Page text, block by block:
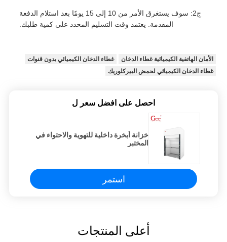
ج2: سوف يستغرق الأمر من 10 إلى 15 يومًا بعد استلام الدفعة
المقدمة. يعتمد وقت التسليم المحدد على كمية طلبك.
الأمان الهاتفية الكيميائية غطاء الدخان
غطاء الدخان الكيميائي بدون قنوات
غطاء الدخان الكيميائي لحمض البيركلوريك
احصل على افضل سعر ل
خزانة أبخرة داخلية للتهوية والاحتواء في
المختبر
استمر
أعلى المنتجات